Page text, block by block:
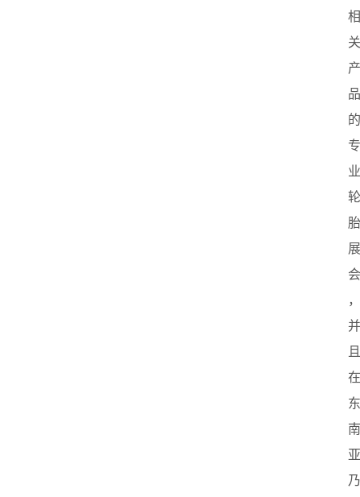
相
关
产
品
的
专
业
轮
胎
展
会
，
并
且
在
东
南
亚
乃